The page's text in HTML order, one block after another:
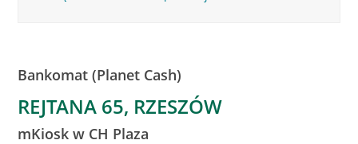
Bankomat (Planet Cash)
REJTANA 65, RZESZÓW
mKiosk w CH Plaza